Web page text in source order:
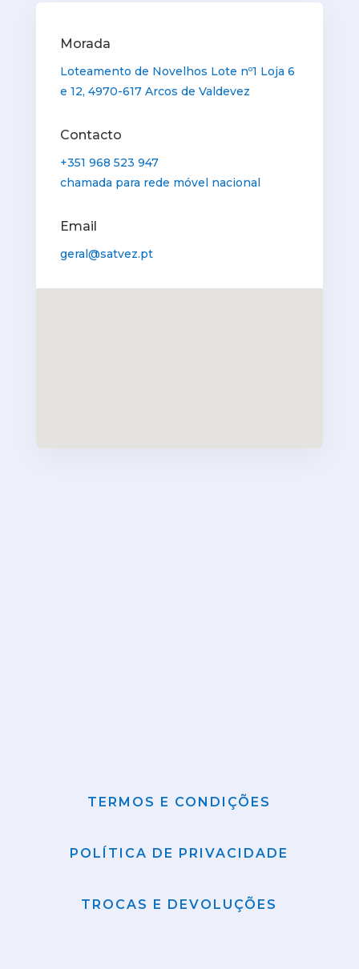
Morada
Loteamento de Novelhos Lote nº1 Loja 6
e 12, 4970-617 Arcos de Valdevez
Contacto
+351 968 523 947
chamada para rede móvel nacional
Email
geral@satvez.pt
TERMOS E CONDIÇÕES
POLÍTICA DE PRIVACIDADE
TROCAS E DEVOLUÇÕES